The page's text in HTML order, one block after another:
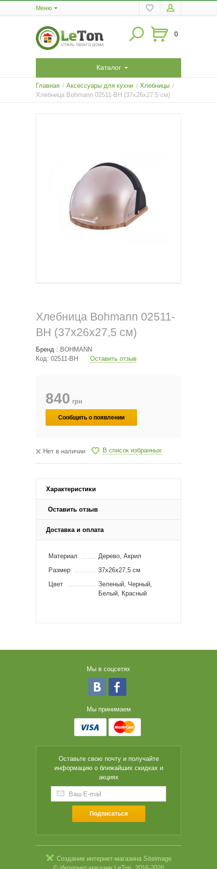
Меню
0
Каталог
Главная / Аксессуары для кухни / Хлебницы /
Хлебница Bohmann 02511-BH (37х26х27,5 см)
Хлебница Bohmann 02511-
BH (37х26х27,5 см)
Бренд : BOHMANN
Код: 02511-BH Оставить отзыв
840 грн
Сообщить о появлении
Нет в наличии В список избранных
Характеристики
Оставить отзыв
Доставка и оплата
Материал
Дерево, Акрил
Размер
37х26х27,5 см
Цвет
Зеленый, Черный,
Белый, Красный
Мы в соцсетях
Мы принимаем
Оставьте свою почту и получайте
информацию о ближайших скидках и
акциях
Подписаться
Создание интернет-магазинаSiteimage